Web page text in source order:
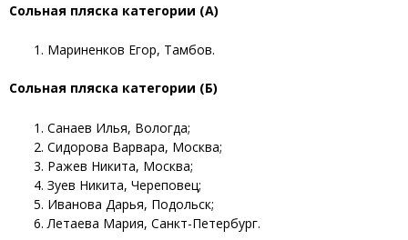
Сольная пляска категории (А)
Мариненков Егор, Тамбов.
Сольная пляска категории (Б)
Санаев Илья, Вологда;
Сидорова Варвара, Москва;
Ражев Никита, Москва;
Зуев Никита, Череповец;
Иванова Дарья, Подольск;
Летаева Мария, Санкт-Петербург.